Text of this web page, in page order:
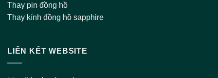
Thay pin đồng hồ
Thay kính đồng hồ sapphire
LIÊN KẾT WEBSITE